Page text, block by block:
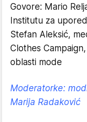
Govore: Mario
Institutu za
Stefan Aleksić,
Clothes
oblasti mode
Moderatorke:
Marija Radaković